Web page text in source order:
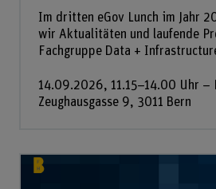
Im dritten eGov Lunch im Jahr
wir Aktualitäten und laufende
Fachgruppe Data +
14.09.2026, 11.15–14.00 Uhr –
Zeughausgasse 9, 3011 Bern